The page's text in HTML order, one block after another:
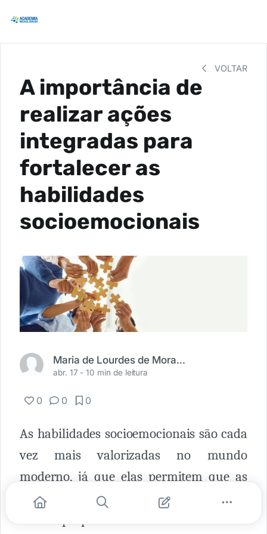
VOLTAR
A importância de
realizar ações
integradas para
fortalecer as
habilidades
socioemocionais
Maria de Lourdes de Moraes Pezzuol
abr. 17 -10 min de leitura
0 0 0
As habilidades socioemocionais são cada
vez mais valorizadas no mundo
moderno, já que elas permitem que as
pessoas lidem de forma mais eficaz com